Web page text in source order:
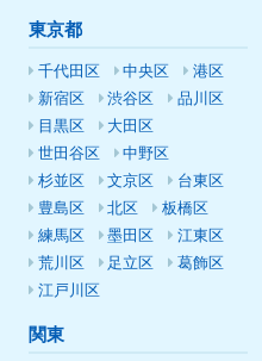
東京都
千代田区 中央区
港区
新宿区
渋谷区
品川区
目黒区
大田区
世田谷区
中野区
杉並区
文京区
台東区
豊島区
北区
板橋区
練馬区
墨田区
江東区
荒川区
足立区
葛飾区
江戸川区
関東